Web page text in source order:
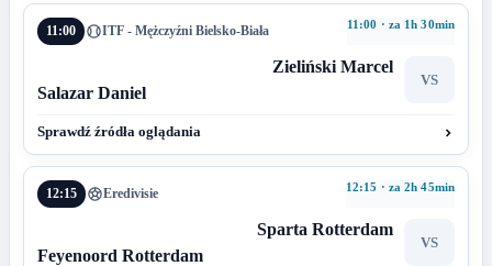
11:00 ITF - Mężczyźni Bielsko-Biała 11:00 · za 1h 30min
Zieliński Marcel
VS
Salazar Daniel
Sprawdź źródła oglądania
12:15 Eredivisie 12:15 · za 2h 45min
Sparta Rotterdam
VS
Feyenoord Rotterdam